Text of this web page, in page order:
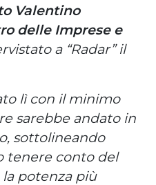
Valentino
delle Imprese e
a “Radar” il
lì con il minimo
sarebbe andato in
sottolineando
tenere conto del
potenza più